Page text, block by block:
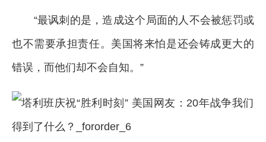
“最讽刺的是，造成这个局面的人不会被惩罚或
也不需要承担责任。美国将来怕是还会铸成更大的
错误，而他们却不会自知。”